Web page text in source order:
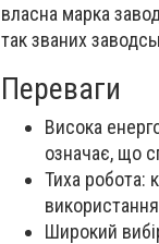
власна марка
так званих
Переваги
Висока
означає, що
Тиха робота:
Широкий